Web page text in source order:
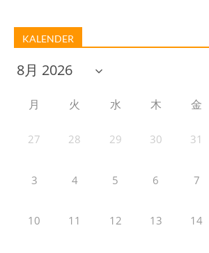
KALENDER
月 火 水 木 金
27 28 29 30 31
3 4 5 6 7
10 11 12 13 14